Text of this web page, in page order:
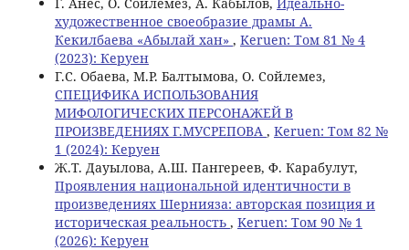
художественное своеобразие драмы А.
Кекилбаева «Абылай хан» , Keruen: Том 81 № 4
(2023): Керуен
Г.С. Обаева, М.Р. Балтымова, О. Сойлемез,
СПЕЦИФИКА ИСПОЛЬЗОВАНИЯ
МИФОЛОГИЧЕСКИХ ПЕРСОНАЖЕЙ В
ПРОИЗВЕДЕНИЯХ Г.МУСРЕПОВА , Keruen: Том 82 №
1 (2024): Керуен
Ж.Т. Дауылова, А.Ш. Пангереев, Ф. Карабулут,
Проявления национальной идентичности в
произведениях Шернияза: авторская позиция и
историческая реальность , Keruen: Том 90 № 1
(2026): Керуен